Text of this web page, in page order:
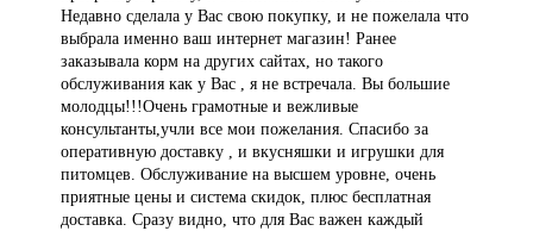
Недавно сделала у Вас свою покупку, и не пожелала что
выбрала именно ваш интернет магазин! Ранее
заказывала корм на других сайтах, но такого
обслуживания как у Вас , я не встречала. Вы большие
молодцы!!!Очень грамотные и вежливые
консультанты,учли все мои пожелания. Спасибо за
оперативную доставку , и вкусняшки и игрушки для
питомцев. Обслуживание на высшем уровне, очень
приятные цены и система скидок, плюс бесплатная
доставка. Сразу видно, что для Вас важен каждый